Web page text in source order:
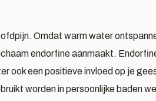
Omdat warm water
endorfine aanmaakt.
ook een positieve invloed op je
worden in persoonlijke baden